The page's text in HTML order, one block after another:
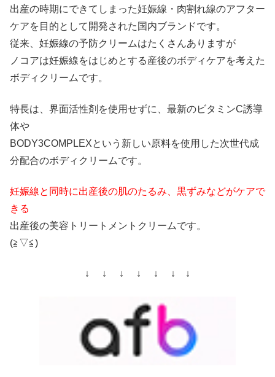
出産の時期にできてしまった妊娠線・肉割れ線のアフター
ケアを目的として開発された国内ブランドです。
従来、妊娠線の予防クリームはたくさんありますが
ノコアは妊娠線をはじめとする産後のボディケアを考えた
ボディクリームです。
特長は、界面活性剤を使用せずに、最新のビタミンC誘導
体や
BODY3COMPLEXという新しい原料を使用した次世代成
分配合のボディクリームです。
妊娠線と同時に出産後の肌のたるみ、黒ずみなどがケアで
きる
出産後の美容トリートメントクリームです。
(≧▽≦)
↓ ↓ ↓ ↓ ↓ ↓ ↓